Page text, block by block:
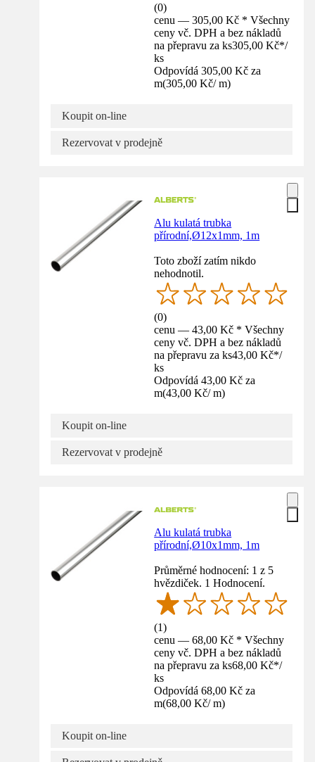
(0)
cenu — 305,00 Kč * Všechny
ceny vč. DPH a bez nákladů
na přepravu za ks305,00 Kč*/
ks
Odpovídá 305,00 Kč za
m(305,00 Kč/ m)
Koupit on-line
Rezervovat v prodejně
Alu kulatá trubka
přírodní,Ø12x1mm, 1m
Toto zboží zatím nikdo
nehodnotil.
(0)
cenu — 43,00 Kč * Všechny
ceny vč. DPH a bez nákladů
na přepravu za ks43,00 Kč*/
ks
Odpovídá 43,00 Kč za
m(43,00 Kč/ m)
Koupit on-line
Rezervovat v prodejně
Alu kulatá trubka
přírodní,Ø10x1mm, 1m
Průměrné hodnocení: 1 z 5
hvězdiček. 1 Hodnocení.
(1)
cenu — 68,00 Kč * Všechny
ceny vč. DPH a bez nákladů
na přepravu za ks68,00 Kč*/
ks
Odpovídá 68,00 Kč za
m(68,00 Kč/ m)
Koupit on-line